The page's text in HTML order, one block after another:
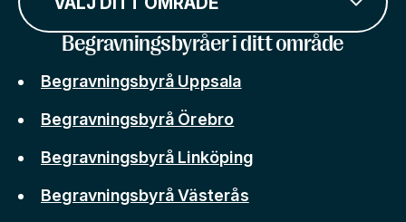
Begravningsbyråer i ditt område
Begravningsbyrå Uppsala
Begravningsbyrå Örebro
Begravningsbyrå Linköping
Begravningsbyrå Västerås